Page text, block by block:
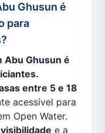
Ghusun é
para
Abu Ghusun é
entre 5 e 18
acessível para
Open Water.
e a